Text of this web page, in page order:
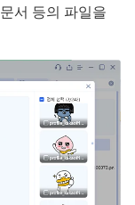
서 등의 파일을